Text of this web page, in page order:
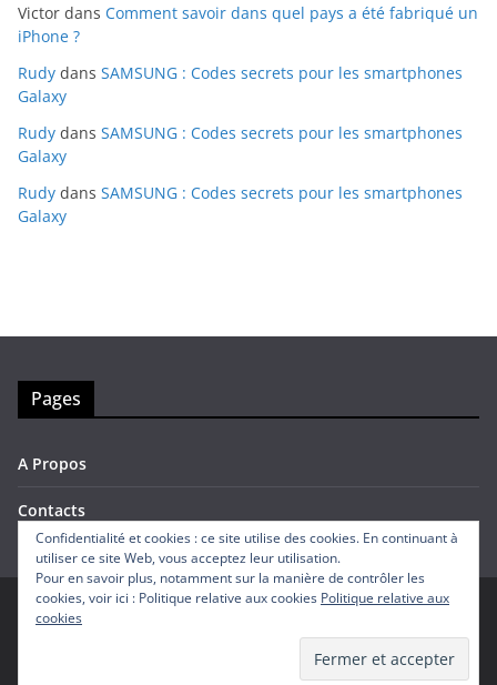
Victor dans Comment savoir dans quel pays a été fabriqué un
iPhone ?
Rudy dans SAMSUNG : Codes secrets pour les smartphones
Galaxy
Rudy dans SAMSUNG : Codes secrets pour les smartphones
Galaxy
Rudy dans SAMSUNG : Codes secrets pour les smartphones
Galaxy
Pages
A Propos
Contacts
. Tous droits réservés.
par ThemeGrill. Propulsé parWordPress
Confidentialité et cookies : ce site utilise des cookies. En continuant à
utiliser ce site Web, vous acceptez leur utilisation.
Pour en savoir plus, notamment sur la manière de contrôler les
cookies, voir ici : Politique relative aux cookies Politique relative aux
cookies